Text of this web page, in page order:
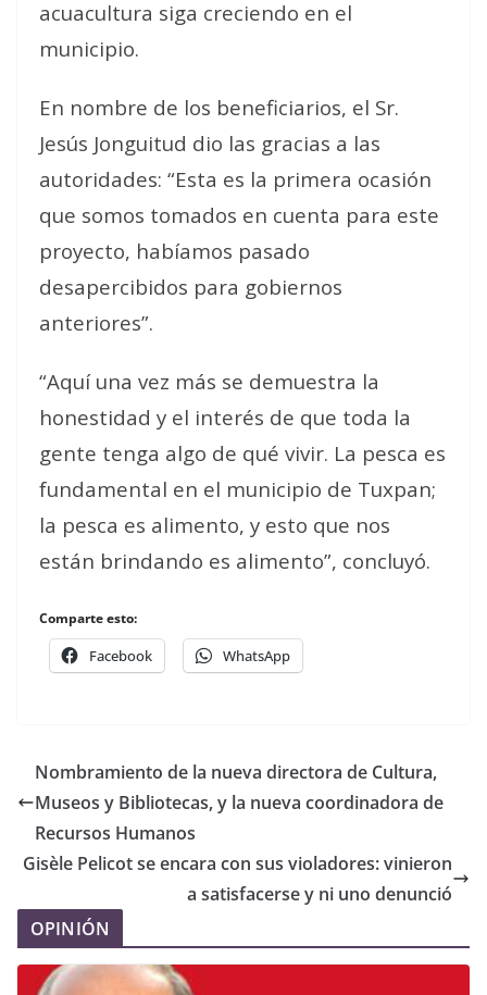
acuacultura siga creciendo en el
municipio.
En nombre de los beneficiarios, el Sr.
Jesús Jonguitud dio las gracias a las
autoridades: “Esta es la primera ocasión
que somos tomados en cuenta para este
proyecto, habíamos pasado
desapercibidos para gobiernos
anteriores”.
“Aquí una vez más se demuestra la
honestidad y el interés de que toda la
gente tenga algo de qué vivir. La pesca es
fundamental en el municipio de Tuxpan;
la pesca es alimento, y esto que nos
están brindando es alimento”, concluyó.
Comparte esto:
Facebook WhatsApp
Nombramiento de la nueva directora de Cultura,
Museos y Bibliotecas, y la nueva coordinadora de
Recursos Humanos
Gisèle Pelicot se encara con sus violadores: vinieron
a satisfacerse y ni uno denunció
OPINIÓN